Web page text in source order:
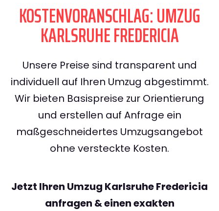
KOSTENVORANSCHLAG: UMZUG
KARLSRUHE FREDERICIA
Unsere Preise sind transparent und
individuell auf Ihren Umzug abgestimmt.
Wir bieten Basispreise zur Orientierung
und erstellen auf Anfrage ein
maßgeschneidertes Umzugsangebot
ohne versteckte Kosten.
Jetzt Ihren Umzug Karlsruhe Fredericia
anfragen & einen exakten